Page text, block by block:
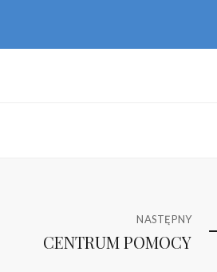
NASTĘPNY
CENTRUM POMOCY